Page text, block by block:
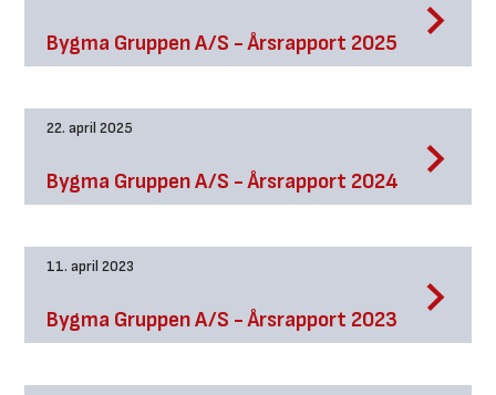
Bygma Gruppen A/S - Årsrapport 2025
c
22. april 2025
Bygma Gruppen A/S - Årsrapport 2024
c
11. april 2023
Bygma Gruppen A/S - Årsrapport 2023
c